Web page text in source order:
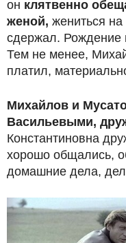
он клятвенно
женой, жениться
сдержал. Рождение
Тем не менее,
платил,
Михайлов и
Васильевыми,
Константиновна
хорошо общались,
домашние дела,